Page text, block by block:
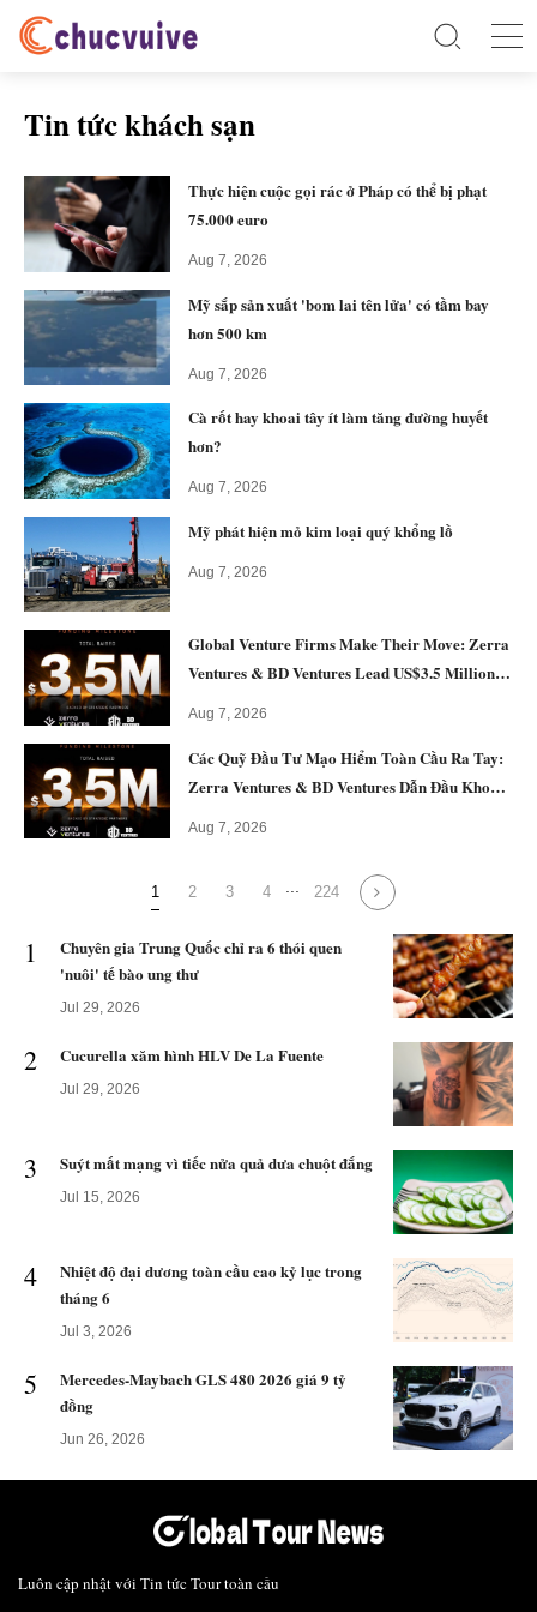
Tin tức khách sạn
Thực hiện cuộc gọi rác ở Pháp có thể bị phạt
75.000 euro
Aug 7, 2026
Mỹ sắp sản xuất 'bom lai tên lửa' có tầm bay
hơn 500 km
Aug 7, 2026
Cà rốt hay khoai tây ít làm tăng đường huyết
hơn?
Aug 7, 2026
Mỹ phát hiện mỏ kim loại quý khổng lồ
Aug 7, 2026
Global Venture Firms Make Their Move: Zerra
Ventures & BD Ventures Lead US$3.5 Million
Aug 7, 2026
Các Quỹ Đầu Tư Mạo Hiểm Toàn Cầu Ra Tay:
Zerra Ventures & BD Ventures Dẫn Đầu Khoản
Aug 7, 2026
1 2 3 4 ... 224
1
Chuyên gia Trung Quốc chỉ ra 6 thói quen
'nuôi' tế bào ung thư
Jul 29, 2026
2 Cucurella xăm hình HLV De La Fuente
Jul 29, 2026
3 Suýt mất mạng vì tiếc nửa quả dưa chuột đắng
Jul 15, 2026
4
Nhiệt độ đại dương toàn cầu cao kỷ lục trong
tháng 6
Jul 3, 2026
5
Mercedes-Maybach GLS 480 2026 giá 9 tỷ
đồng
Jun 26, 2026
Luôn cập nhật với Tin tức Tour toàn cầu